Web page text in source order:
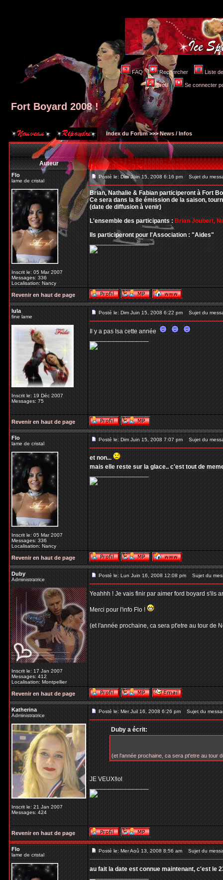
FAQ Rechercher Liste
Profil Se connecter
Fort Boyard 2008 !
Index du Forum>>>News / Infos
Auteur
Flo
lame de cristal
Inscrit le: 05 Mar 2007
Messages: 336
Localisation: Nancy
Posté le: Dim Juin 15, 2008 6:16 pm Sujet du
Brian, Nathalie & Fabian participeront à Fort
Ce sera dans la 8e émission de la saison,
(date de diffusion à venir)
L'ensemble des participants :Brian Joubert,
Ils participeront pour l'Association : "Aides"
_________________
Revenir en haut de page
lula
fine lame
Inscrit le: 19 Déc 2007
Messages: 75
Posté le: Dim Juin 15, 2008 6:22 pm Sujet du
Il y a pas Isa cette année
_________________
Revenir en haut de page
Flo
lame de cristal
Inscrit le: 05 Mar 2007
Messages: 336
Localisation: Nancy
Posté le: Dim Juin 15, 2008 7:07 pm Sujet du
et non...
mais elle reste sur la glace.. c'est tout de
_________________
Revenir en haut de page
Duby
Administratrice
Inscrit le: 17 Jan 2007
Messages: 412
Localisation: Montpellier
Posté le: Lun Juin 16, 2008 12:08 pm Sujet du
Yeahhh ! Je vais finir par aimer ford boyard s'ils
Merci pour l'info Flo !
(et l'année prochaine, ca sera pt'etre au tour de
Revenir en haut de page
Katherina
Administratrice
Inscrit le: 21 Jan 2007
Messages: 424
Posté le: Mer Juil 16, 2008 6:26 pm Sujet du
Duby a écrit:
(et l'année prochaine, ca sera pt'etre au tour
JE VEUX!lol
_________________
Revenir en haut de page
Flo
lame de cristal
Posté le: Mer Aoû 13, 2008 8:56 am Sujet du
au fait la date est connue maintenant, c'est le
_________________